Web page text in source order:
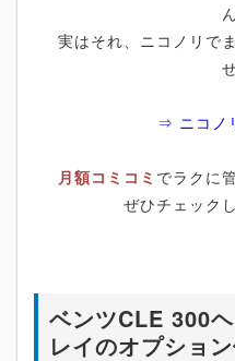
実はそれ、ニコノリで
⇒ ニコノ
月額コミコミ でラクに
ぜひチェック
ベンツCLE 300
レイのオプショ